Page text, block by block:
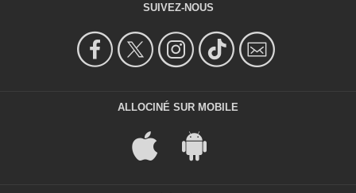
SUIVEZ-NOUS
ALLOCINÉ SUR MOBILE